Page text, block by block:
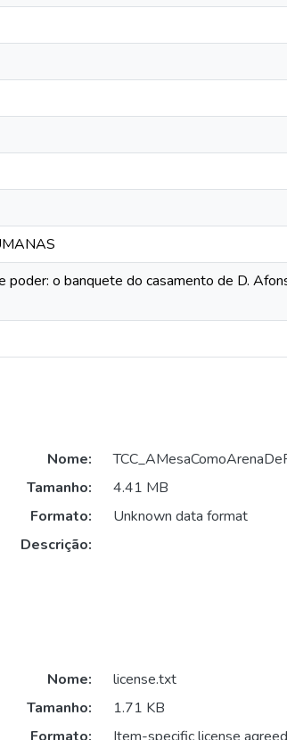
poder: o banquete do casamento de D.
Nome:
Tamanho:
4.41 MB
Formato:
Unknown data format
Descrição:
Nome:
license.txt
Tamanho:
1.71 KB